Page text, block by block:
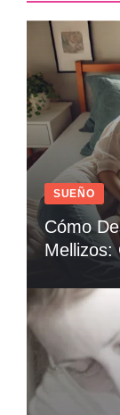
SUEÑO
Cómo
Mellizos: